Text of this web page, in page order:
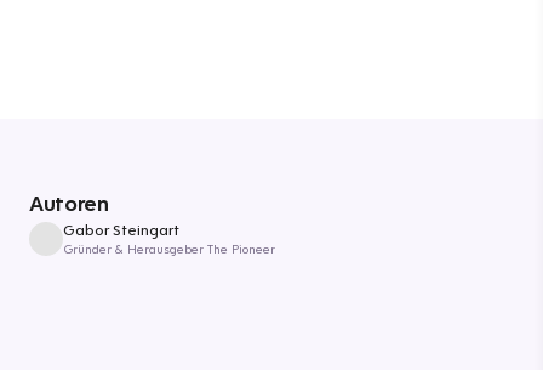
Autoren
Gabor Steingart
Gründer & Herausgeber The Pioneer